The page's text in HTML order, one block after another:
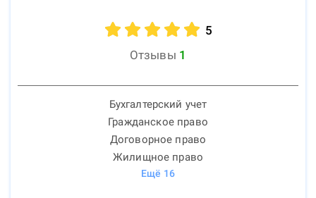
5
Отзывы 1
Бухгалтерский учет
Гражданское право
Договорное право
Жилищное право
Ещё 16